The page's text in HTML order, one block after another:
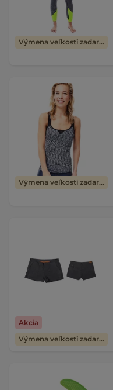
Výmena veľkosti zadarmo
Výmena veľkosti zadarmo
Akcia
Výmena veľkosti zadarmo